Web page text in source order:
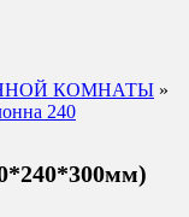
КОМНАТЫ »
240